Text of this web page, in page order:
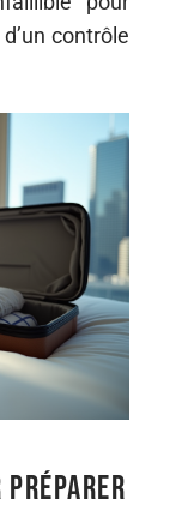
contrôle
préparer